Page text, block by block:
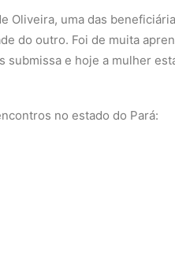
Oliveira, uma das
do outro. Foi de muita
submissa e hoje a mulher
no estado do Pará: